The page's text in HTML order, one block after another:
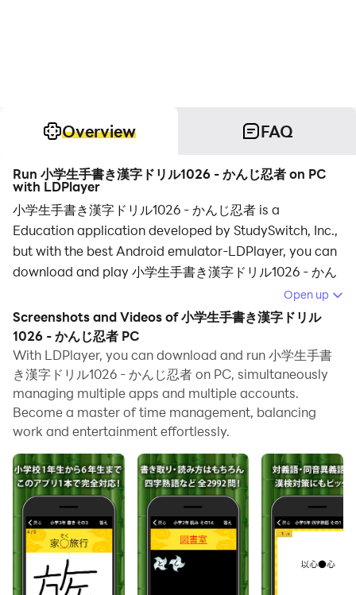
Overview FAQ
Run 小学生手書き漢字ドリル1026 - かんじ忍者 on PC
with LDPlayer
小学生手書き漢字ドリル1026 - かんじ忍者 is a
Education application developed by StudySwitch, Inc.,
but with the best Android emulator-LDPlayer, you can
download and play 小学生手書き漢字ドリル1026 - かん
Running 小学生手書き漢字ドリル1026 - かんじ忍者 on
your computer allows you to browse clearly on a large
screen, and controlling the application with a mouse
and keyboard is much faster than using touchscreen,
all while never having to worry about device battery
issues.
With multi-instance and synchronization features, you
can even run multiple applications and accounts on
your PC.
And file sharing makes sharing images, videos, and
files incredibly easy.
Download 小学生手書き漢字ドリル1026 - かんじ忍者
Open up
Screenshots and Videos of 小学生手書き漢字ドリル
1026 - かんじ忍者 PC
With LDPlayer, you can download and run 小学生手書
き漢字ドリル1026 - かんじ忍者 on PC, simultaneously
managing multiple apps and multiple accounts.
Become a master of time management, balancing
work and entertainment effortlessly.